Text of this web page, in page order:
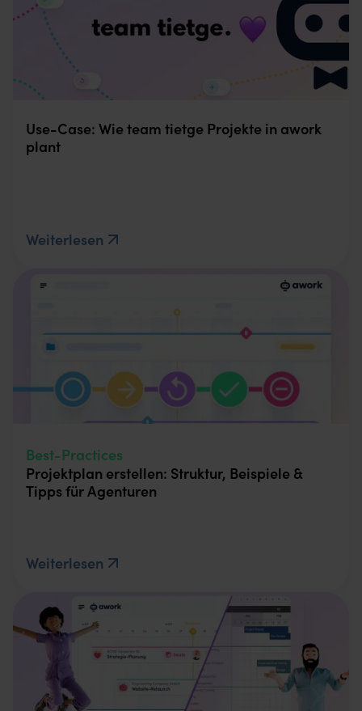
Use-Case: Wie team tietge Projekte in awork
plant
Weiterlesen
Best-Practices
Projektplan erstellen: Struktur, Beispiele &
Tipps für Agenturen
Weiterlesen